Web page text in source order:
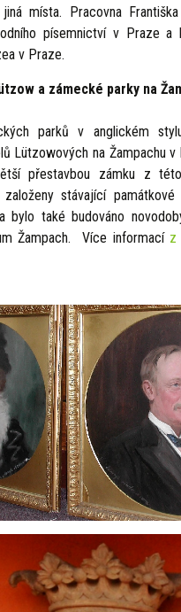
místa. Pracovna
písemnictví v Praze a
v Praze.
a zámecké parky na
parků v anglickém
Lützowových na Žampachu
přestavbou zámku z
založeny stávající
bylo také budováno
Žampach. Více informací z